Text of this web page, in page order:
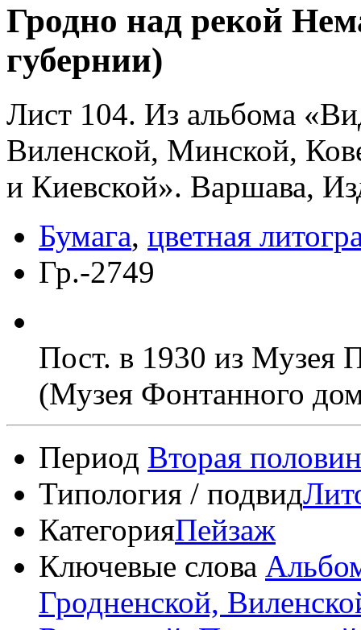
Гродно над рекой
губернии)
Лист 104. Из альбома
Виленской, Минской,
и Киевской». Варшава,
Бумага, цветная
Гр.-2749
Пост. в 1930 из
(Музея Фонтанного
Период Вторая
Типология / подвид
КатегорияПейзаж
Ключевые слова
Гродненской,